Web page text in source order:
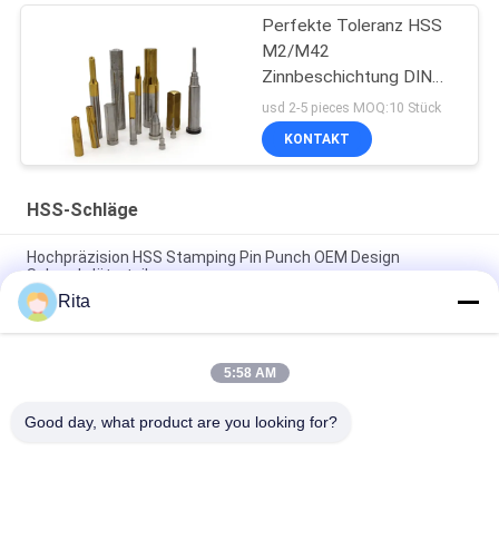
Perfekte Toleranz HSS
M2/M42
Zinnbeschichtung DIN
Hex Kopf Strich
individuell
usd 2-5 pieces MOQ:10 Stück
KONTAKT
HSS-Schläge
Hochpräzision HSS Stamping Pin Punch OEM Design
Schraubdüterteile
Schimmelzubehör Rundförmige Gerade HSS-Schläge Pins
Präzisionsstempelteile
Kundenspezifische Hartmetall-HSS-Stanzstempel,
Rita
5:58 AM
Good day, what product are you looking for?